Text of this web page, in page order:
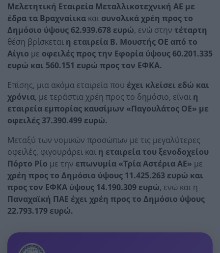
Μελετητική Εταιρεία Μεταλλικοτεχνική ΑΕ με
έδρα τα Βραχναίικα και συνολικά χρέη προς το
Δημόσιο ύψους 62.939.678 ευρώ, ενώ στην τέταρτη
θέση βρίσκεται η εταιρεία Β. Μουστής ΟΕ από το
Αίγιο με οφειλές προς την Εφορία ύψους 60.201.335
ευρώ και 560.151 ευρώ προς τον ΕΦΚΑ.
Επίσης, μια ακόμα εταιρεία που έχει κλείσει εδώ και
χρόνια, με τεράστια χρέη προς το δημόσιο, είναι η
εταιρεία εμπορίας καυσίμων «Παγουλάτος ΟΕ» με
οφειλές 37.390.499 ευρώ.
Μεταξύ των νομικών προσώπων με τις μεγαλύτερες
οφειλές, φιγουράρει και η εταιρεία του ξενοδοχείου
Πόρτο Ρίο με την επωνυμία «Τρία Αστέρια ΑΕ» με
χρέη προς το Δημόσιο ύψους 11.425.263 ευρώ και
προς τον ΕΦΚΑ ύψους 14.190.309 ευρώ, ενώ και η
Παναχαϊκή ΠΑΕ έχει χρέη προς το Δημόσιο ύψους
22.793.179 ευρώ.